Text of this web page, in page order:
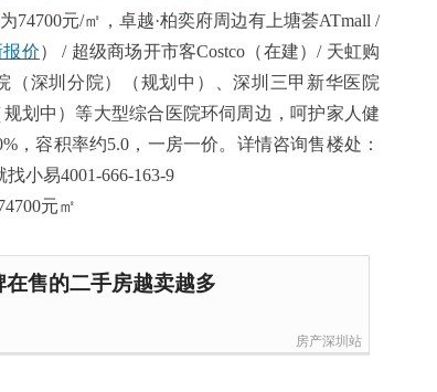
74700元/㎡，卓越·柏奕府周边有上塘荟ATmall /
价） / 超级商场开市客Costco（在建）/ 天虹购
（深圳分院）（规划中）、深圳三甲新华医院
划中）等大型综合医院环伺周边，呵护家人健
，容积率约5.0，一房一价。详情咨询售楼处：
小易4001-666-163-9
售的二手房越卖越多
房产深圳站